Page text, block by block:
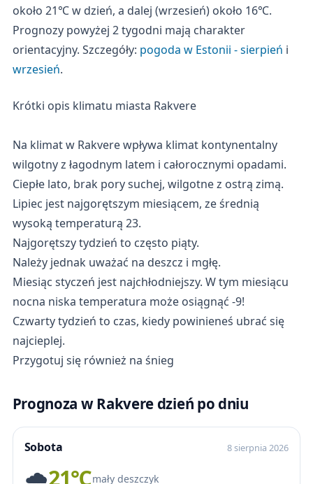
około 21℃ w dzień, a dalej (wrzesień) około 16℃.
Prognozy powyżej 2 tygodni mają charakter
orientacyjny. Szczegóły: pogoda w Estonii - sierpień i
wrzesień.
Krótki opis klimatu miasta Rakvere
Na klimat w Rakvere wpływa klimat kontynentalny
wilgotny z łagodnym latem i całorocznymi opadami.
Ciepłe lato, brak pory suchej, wilgotne z ostrą zimą.
Lipiec jest najgorętszym miesiącem, ze średnią
wysoką temperaturą 23.
Najgorętszy tydzień to często piąty.
Należy jednak uważać na deszcz i mgłę.
Miesiąc styczeń jest najchłodniejszy. W tym miesiącu
nocna niska temperatura może osiągnąć -9!
Czwarty tydzień to czas, kiedy powinieneś ubrać się
najcieplej.
Przygotuj się również na śnieg
Prognoza w Rakvere dzień po dniu
Sobota 8 sierpnia 2026
🌧️21℃mały deszczyk